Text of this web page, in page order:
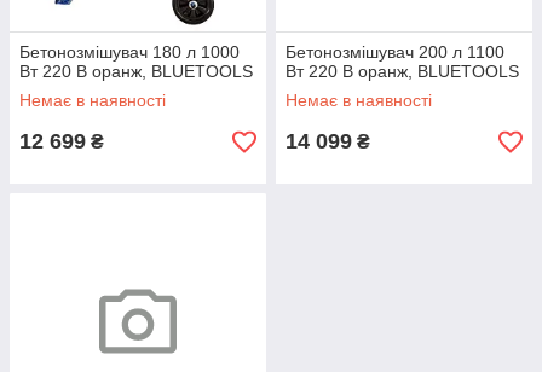
Бетонозмішувач 180 л 1000
Вт 220 В оранж, BLUETOOLS
Немає в наявності
12 699 ₴
Бетонозмішувач 200 л 1100
Вт 220 В оранж, BLUETOOLS
Немає в наявності
14 099 ₴